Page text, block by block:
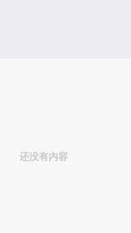
还没有内容